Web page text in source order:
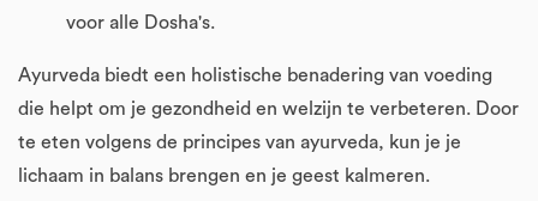
voor alle Dosha's.
Ayurveda biedt een holistische benadering van voeding
die helpt om je gezondheid en welzijn te verbeteren. Door
te eten volgens de principes van ayurveda, kun je je
lichaam in balans brengen en je geest kalmeren.